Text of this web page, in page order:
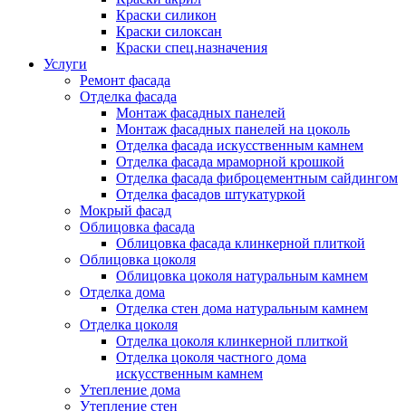
Краски силикон
Краски силоксан
Краски спец.назначения
Услуги
Ремонт фасада
Отделка фасада
Монтаж фасадных панелей
Монтаж фасадных панелей на цоколь
Отделка фасада искусственным камнем
Отделка фасада мраморной крошкой
Отделка фасада фиброцементным сайдингом
Отделка фасадов штукатуркой
Мокрый фасад
Облицовка фасада
Облицовка фасада клинкерной плиткой
Облицовка цоколя
Облицовка цоколя натуральным камнем
Отделка дома
Отделка стен дома натуральным камнем
Отделка цоколя
Отделка цоколя клинкерной плиткой
Отделка цоколя частного дома
искусственным камнем
Утепление дома
Утепление стен